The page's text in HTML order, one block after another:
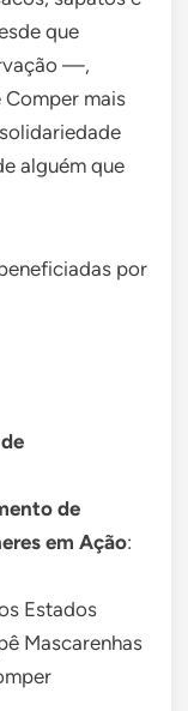
que
—,
Comper mais
alguém que
por
de
em Ação:
Estados
Mascarenhas